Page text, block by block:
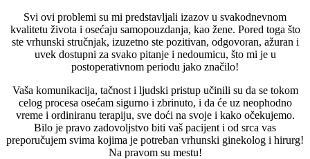
Svi ovi problemi su mi predstavljali izazov u svakodnevnom
kvalitetu života i osećaju samopouzdanja, kao žene. Pored toga što
ste vrhunski stručnjak, izuzetno ste pozitivan, odgovoran, ažuran i
uvek dostupni za svako pitanje i nedoumicu, što mi je u
postoperativnom periodu jako značilo!
Vaša komunikacija, tačnost i ljudski pristup učinili su da se tokom
celog procesa osećam sigurno i zbrinuto, i da će uz neophodno
vreme i ordiniranu terapiju, sve doći na svoje i kako očekujemo.
Bilo je pravo zadovoljstvo biti vaš pacijent i od srca vas
preporučujem svima kojima je potreban vrhunski ginekolog i hirurg!
Na pravom su mestu!